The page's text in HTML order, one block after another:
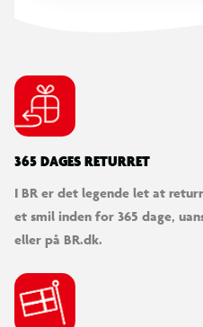
365 DAGES RETURRET
I BR er det legende let at
et smil inden for 365 dage,
eller på BR.dk.